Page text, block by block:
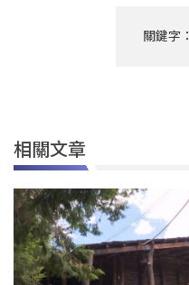
關鍵字：
相關文章